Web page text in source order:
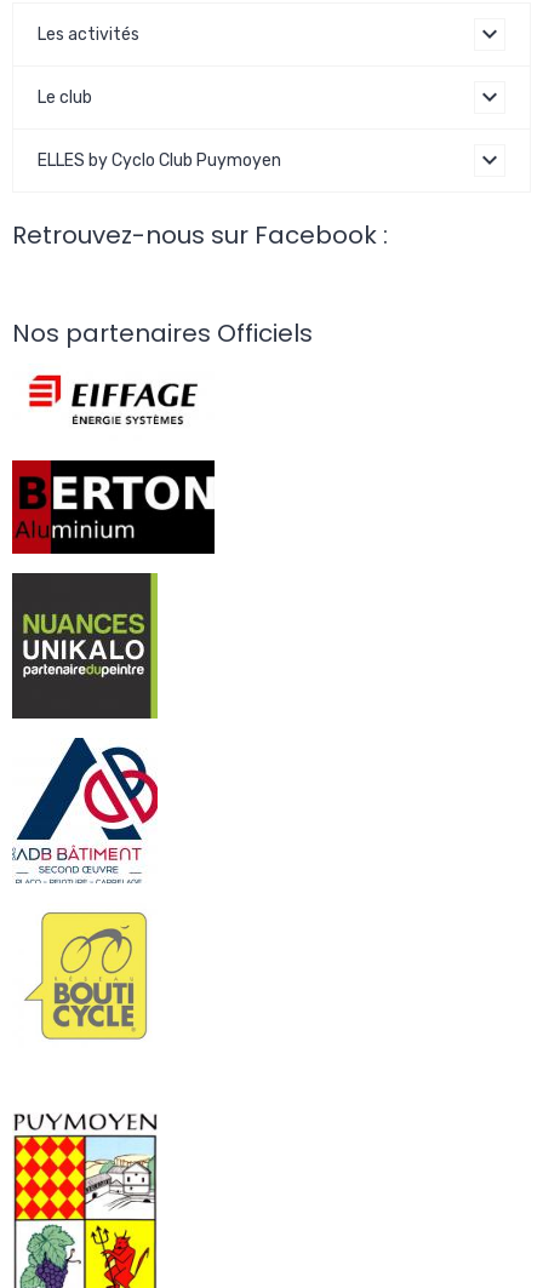
Les activités
Le club
ELLES by Cyclo Club Puymoyen
Retrouvez-nous sur Facebook :
Nos partenaires Officiels